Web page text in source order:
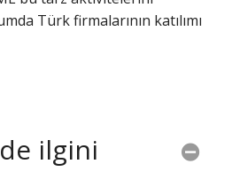
Türk firmalarının katılımı
ilgini